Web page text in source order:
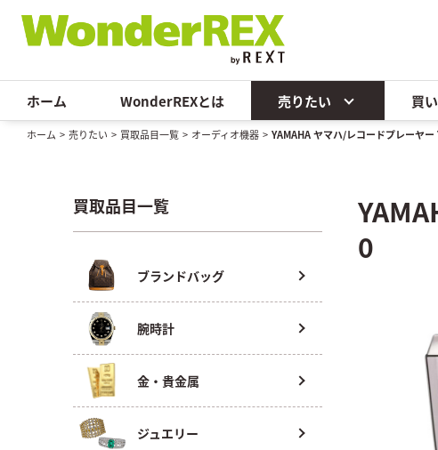
ホーム WonderREXとは 売りたい 買
ホーム > 売りたい > 買取品目一覧 > オーディオ機器 > YAMAHA ヤマハ/レコードプレーヤー
買取品目一覧
ブランドバッグ
腕時計
金・貴金属
ジュエリー
0